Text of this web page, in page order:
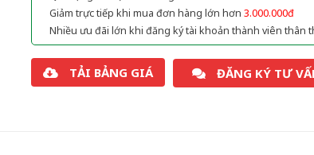
Giảm trực tiếp khi mua đơn hàng lớn hơn 3.000.000đ
Nhiều ưu đãi lớn khi đăng ký tài khoản thành viên thân
TẢI BẢNG GIÁ ĐĂNG KÝ TƯ